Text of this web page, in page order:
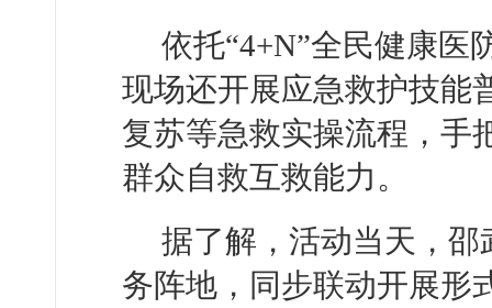
依托“4+N”全民健康医
现场还开展应急救护技能
复苏等急救实操流程，手
群众自救互救能力。
据了解，活动当天，
务阵地，同步联动开展形